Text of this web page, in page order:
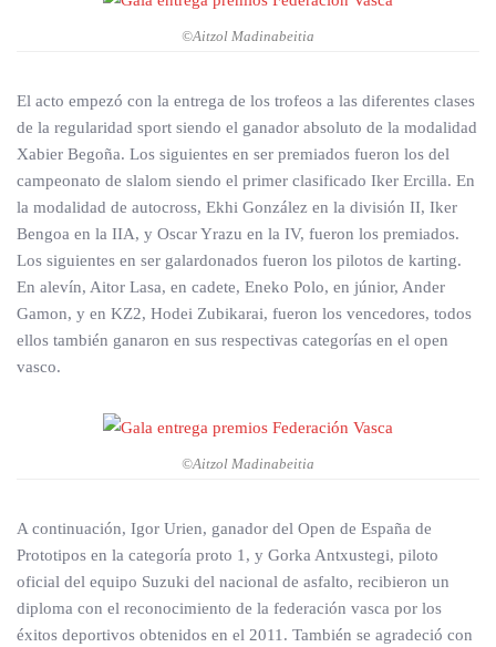
©Aitzol Madinabeitia
El acto empezó con la entrega de los trofeos a las diferentes clases
de la regularidad sport siendo el ganador absoluto de la modalidad
Xabier Begoña. Los siguientes en ser premiados fueron los del
campeonato de slalom siendo el primer clasificado Iker Ercilla. En
la modalidad de autocross, Ekhi González en la división II, Iker
Bengoa en la IIA, y Oscar Yrazu en la IV, fueron los premiados.
Los siguientes en ser galardonados fueron los pilotos de karting.
En alevín, Aitor Lasa, en cadete, Eneko Polo, en júnior, Ander
Gamon, y en KZ2, Hodei Zubikarai, fueron los vencedores, todos
ellos también ganaron en sus respectivas categorías en el open
vasco.
©Aitzol Madinabeitia
A continuación, Igor Urien, ganador del Open de España de
Prototipos en la categoría proto 1, y Gorka Antxustegi, piloto
oficial del equipo Suzuki del nacional de asfalto, recibieron un
diploma con el reconocimiento de la federación vasca por los
éxitos deportivos obtenidos en el 2011. También se agradeció con